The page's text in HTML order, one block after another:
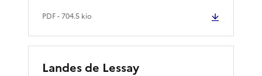
PDF- 704.5 kio
Landes de Lessay